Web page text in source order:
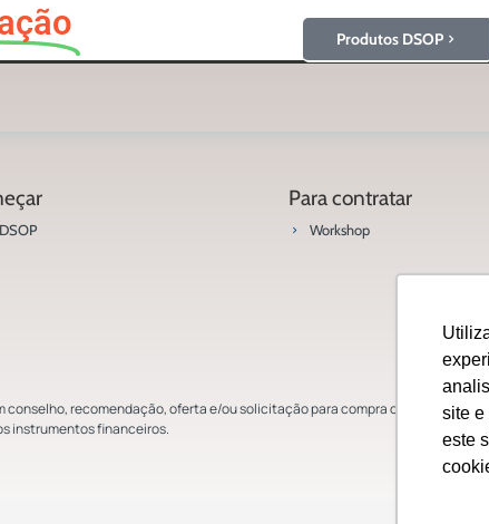
site e
este
Produtos DSOP
Para contratar
Workshop
recomendação, oferta e/ou solicitação para compra ou venda de
instrumentos financeiros.